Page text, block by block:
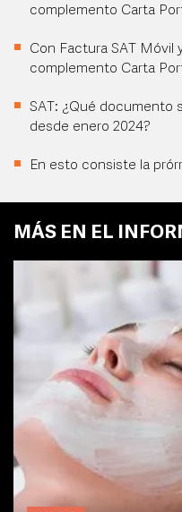
complemento Carta
Con Factura SAT Móvil
complemento Carta
SAT: ¿Qué documento
desde enero 2024?
En esto consiste la
MÁS EN EL